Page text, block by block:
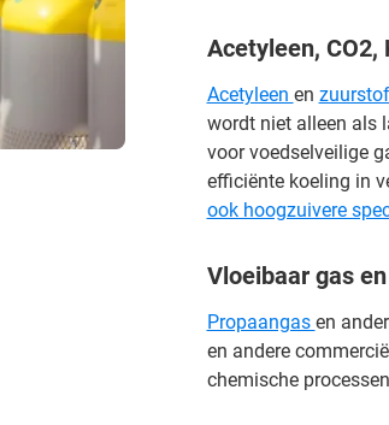
Acetyleen, CO2,
Acetyleen en zuurstof
wordt niet alleen als
voor voedselveilige
efficiënte koeling in
ook hoogzuivere
Vloeibaar gas
Propaangas en
en andere
chemische